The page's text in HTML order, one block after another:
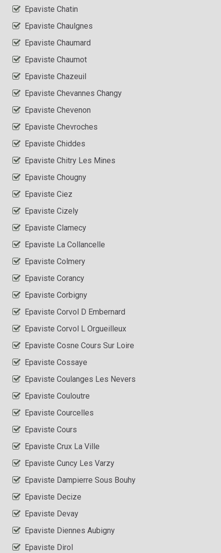
Epaviste Chatin
Epaviste Chaulgnes
Epaviste Chaumard
Epaviste Chaumot
Epaviste Chazeuil
Epaviste Chevannes Changy
Epaviste Chevenon
Epaviste Chevroches
Epaviste Chiddes
Epaviste Chitry Les Mines
Epaviste Chougny
Epaviste Ciez
Epaviste Cizely
Epaviste Clamecy
Epaviste La Collancelle
Epaviste Colmery
Epaviste Corancy
Epaviste Corbigny
Epaviste Corvol D Embernard
Epaviste Corvol L Orgueilleux
Epaviste Cosne Cours Sur Loire
Epaviste Cossaye
Epaviste Coulanges Les Nevers
Epaviste Couloutre
Epaviste Courcelles
Epaviste Cours
Epaviste Crux La Ville
Epaviste Cuncy Les Varzy
Epaviste Dampierre Sous Bouhy
Epaviste Decize
Epaviste Devay
Epaviste Diennes Aubigny
Epaviste Dirol